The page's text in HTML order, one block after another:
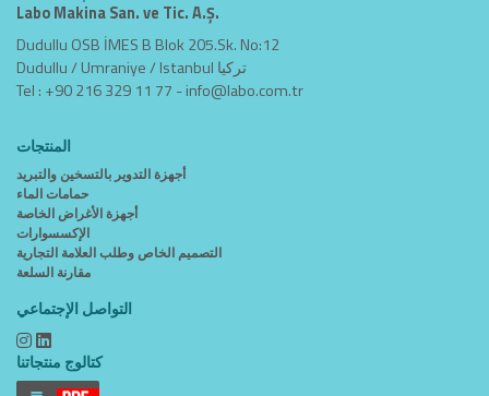
Labo Makina San. ve Tic. A.Ş.
Dudullu OSB İMES B Blok 205.Sk. No:12
Dudullu / Umraniye / Istanbul تركيا
Tel : +90 216 329 11 77 -info@labo.com.tr
المنتجات
أجهزة التدوير بالتسخين والتبريد
حمامات الماء
أجهزة الأغراض الخاصة
الإكسسوارات
التصميم الخاص وطلب العلامة التجارية
مقارنة السلعة
التواصل الإجتماعي
كتالوج منتجاتنا